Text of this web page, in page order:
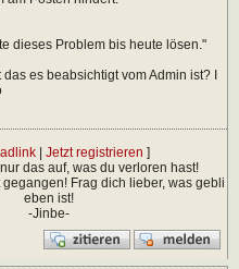
dieses Problem bis heute lösen."
es beabsichtigt vom Admin ist? I
|Jetzt registrieren ]
das auf, was du verloren hast!
Frag dich lieber, was gebli
eben ist!
-Jinbe-